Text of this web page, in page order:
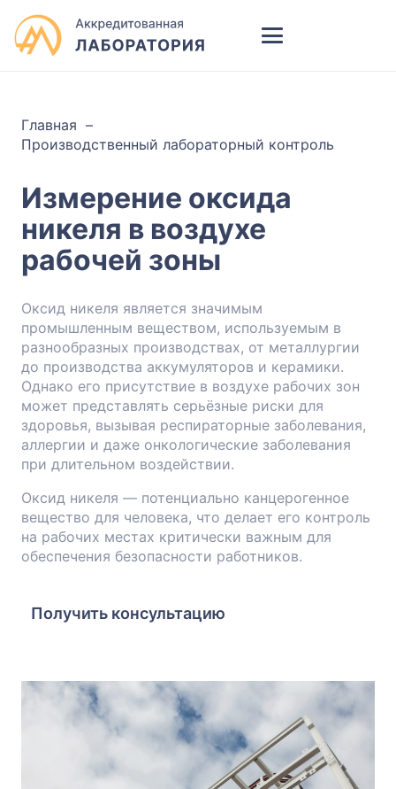
Главная –
Производственный лабораторный контроль
Измерение оксида
никеля в воздухе
рабочей зоны
Оксид никеля является значимым
промышленным веществом, используемым в
разнообразных производствах, от металлургии
до производства аккумуляторов и керамики.
Однако его присутствие в воздухе рабочих зон
может представлять серьёзные риски для
здоровья, вызывая респираторные заболевания,
аллергии и даже онкологические заболевания
при длительном воздействии.
Оксид никеля — потенциально канцерогенное
вещество для человека, что делает его контроль
на рабочих местах критически важным для
обеспечения безопасности работников.
Получить консультацию